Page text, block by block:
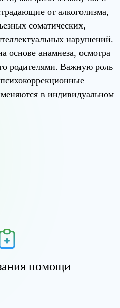
от алкоголизма,
соматических,
нарушений.
основе анамнеза, осмотра
родителями. Важную роль
в индивидуальном
помощи